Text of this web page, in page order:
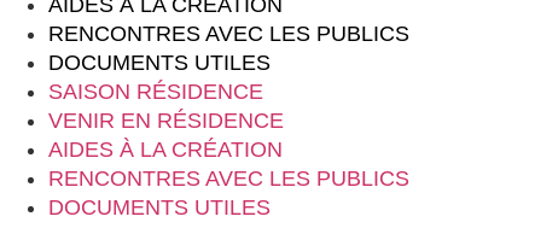
RENCONTRES AVEC LES PUBLICS
DOCUMENTS UTILES
SAISON RÉSIDENCE
VENIR EN RÉSIDENCE
AIDES À LA CRÉATION
RENCONTRES AVEC LES PUBLICS
DOCUMENTS UTILES